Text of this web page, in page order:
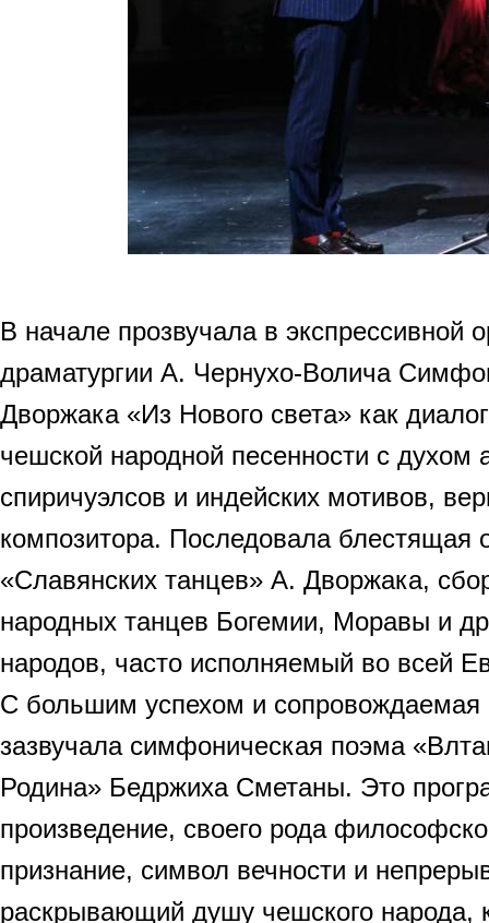
В начале прозвучала в экспрессивной
драматургии А. Чернухо-Волича
Дворжака «Из Нового света» как
чешской народной песенности с духом
спиричуэлсов и индейских мотивов,
композитора. Последовала блестящая
«Славянских танцев» А. Дворжака,
народных танцев Богемии, Моравы и
народов, часто исполняемый во всей
С большим успехом и сопровождаемая
зазвучала симфоническая поэма
Родина» Бедржиха Сметаны. Это
произведение, своего рода
признание, символ вечности и
раскрывающий душу чешского народа,